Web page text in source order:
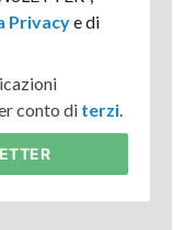
Privacye di
conto di terzi.